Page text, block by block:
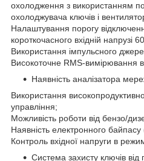
охолодження з використанням
охолоджувача ключів і
Налаштування порогу
короткочасного вхідній напрузі
Використання імпульсного
Високоточне RMS-вимірювання
Наявність аналізатора
Використання
управління;
Можливість роботи від бензо/
Наявність електронного
Контроль вхідної напруги в
Система захисту ключів від